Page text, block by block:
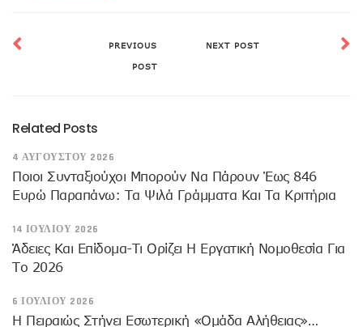
PREVIOUS
POST
NEXT POST
Related Posts
4 ΑΥΓΟΎΣΤΟΥ 2026
Ποιοι Συνταξιούχοι Μπορούν Να Πάρουν Έως 846
Ευρώ Παραπάνω: Τα Ψιλά Γράμματα Και Τα Κριτήρια
14 ΙΟΥΛΊΟΥ 2026
Άδειες Και Επίδομα-Τι Ορίζει Η Εργατική Νομοθεσία Για
Το 2026
6 ΙΟΥΛΊΟΥ 2026
Η Πειραιώς Στήνει Εσωτερική «Ομάδα Αλήθειας»…